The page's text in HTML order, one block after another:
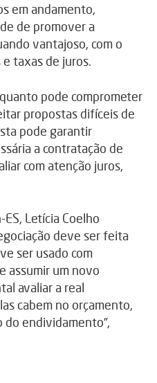
em andamento,
de promover a
vantajoso, com o
taxas de juros.
pode comprometer
propostas difíceis de
pode garantir
a contratação de
com atenção juros,
Letícia Coelho
deve ser feita
ser usado com
assumir um novo
avaliar a real
cabem no orçamento,
endividamento”,